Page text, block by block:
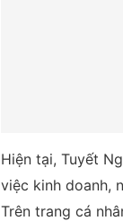
Hiện tại, Tuyết
việc kinh doanh,
Trên trang cá